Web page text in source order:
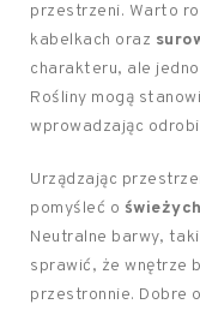
przestrzeni. Warto
kabelkach oraz
charakteru, ale
Rośliny mogą
wprowadzając
Urządzając
pomyśleć o
Neutralne barwy,
sprawić, że wnętrze
przestronnie. Dobre